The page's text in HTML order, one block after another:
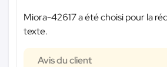
Miora-42617 a été choisi pour la
texte.
Avis du client